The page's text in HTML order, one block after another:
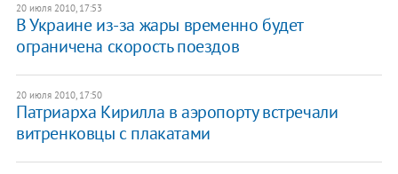
20 июля 2010, 17:53
В Украине из-за жары временно будет
ограничена скорость поездов
20 июля 2010, 17:50
Патриарха Кирилла в аэропорту встречали
витренковцы с плакатами